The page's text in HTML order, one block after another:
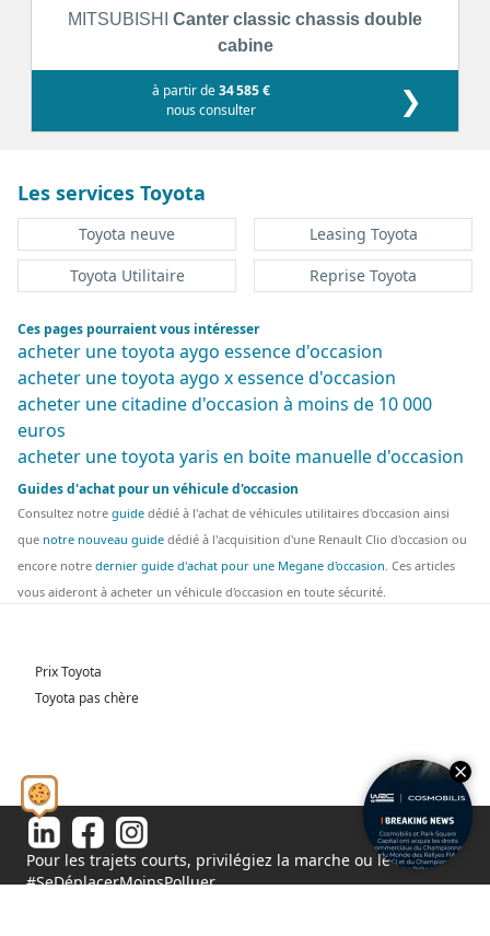
MITSUBISHI Canter classic chassis double
cabine
à partir de34 585 €
nous consulter
❯
Les services Toyota
Toyota neuve
Leasing Toyota
Toyota Utilitaire
Reprise Toyota
Ces pages pourraient vous intéresser
acheter une toyota aygo essence d'occasion
acheter une toyota aygo x essence d'occasion
acheter une citadine d'occasion à moins de 10 000
euros
acheter une toyota yaris en boite manuelle d'occasion
Guides d'achat pour un véhicule d'occasion
Consultez notre guide dédié à l'achat de véhicules utilitaires d'occasion ainsi
que notre nouveau guide dédié à l'acquisition d'une Renault Clio d'occasion ou
encore notre dernier guide d'achat pour une Megane d'occasion. Ces articles
vous aideront à acheter un véhicule d'occasion en toute sécurité.
Prix Toyota
Toyota pas chère
Pour les trajets courts, privilégiez la marche ou le vélo.
#SeDéplacerMoinsPolluer